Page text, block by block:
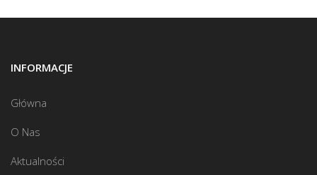
INFORMACJE
Główna
O Nas
Aktualności